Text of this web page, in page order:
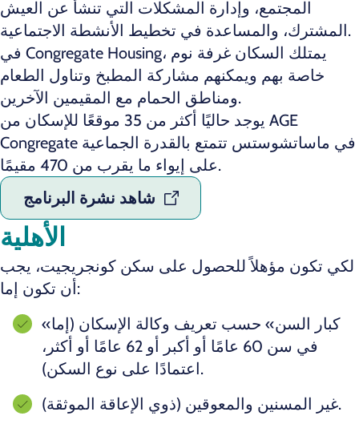
المجتمع، وإدارة المشكلات التي تنشأ عن العيش
المشترك، والمساعدة في تخطيط الأنشطة الاجتماعية.
في Congregate Housing، يمتلك السكان غرفة نوم
خاصة بهم ويمكنهم مشاركة المطبخ وتناول الطعام
ومناطق الحمام مع المقيمين الآخرين.
يوجد حاليًا أكثر من 35 موقعًا للإسكان من AGE
Congregate في ماساتشوستس تتمتع بالقدرة الجماعية
على إيواء ما يقرب من 470 مقيمًا.
شاهد نشرة البرنامج
الأهلية
لكي تكون مؤهلاً للحصول على سكن كونجريجيت، يجب
أن تكون إما:
«كبار السن» حسب تعريف وكالة الإسكان (إما
في سن 60 عامًا أو أكبر أو 62 عامًا أو أكثر،
اعتمادًا على نوع السكن).
غير المسنين والمعوقين (ذوي الإعاقة الموثقة).